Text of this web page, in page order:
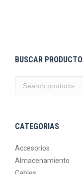
BUSCAR PRODUCTO
CATEGORIAS
Accesorios
Almacenamiento